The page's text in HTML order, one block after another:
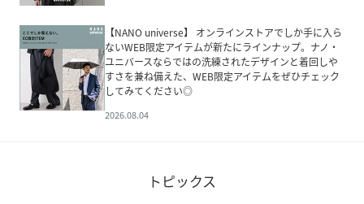
【NANO universe】 オンラインストアでしか手に入ら
ないWEB限定アイテムが新たにラインナップ。ナノ・
ユニバースならではの洗練されたデザインと着回しや
すさを兼ね備えた、WEB限定アイテムをぜひチェック
してみてください◎
2026.08.04
トピックス